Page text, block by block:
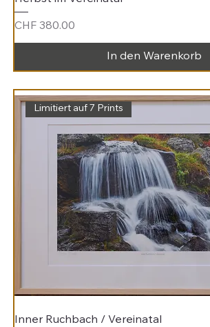
Preis
CHF 380.00
In den Warenkorb
Limitiert auf 7 Prints
Inner Ruchbach / Vereinatal